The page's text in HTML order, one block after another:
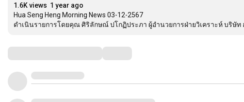
1.6K views 1 year ago
Hua Seng Heng Morning News 03-12-2567
ดำเนินรายการโดยคุณ ศิริลักษณ์ ปโกฏิประภา ผู้อำนวยการฝ่ายวิเคราะห์ บริษัท